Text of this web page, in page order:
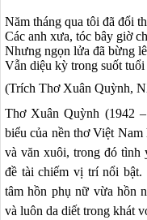
Năm tháng qua tôi đã đổi
Các anh xưa, tóc bây giờ
Nhưng ngọn lửa đã bừng
Vẫn diệu kỳ trong suốt tuổi
(Trích Thơ Xuân Quỳnh,
Thơ Xuân Quỳnh (1942
biểu của nền thơ Việt Nam
và văn xuôi, trong đó tình
đề tài chiếm vị trí nổi
tâm hồn phụ nữ vừa hồn
và luôn da diết trong khát